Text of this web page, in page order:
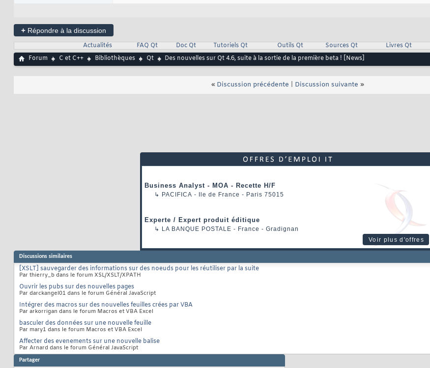
+ Répondre à la discussion
Actualités
FAQ Qt Doc Qt Tutoriels Qt Outils Qt Sources Qt Livres Qt
Forum
C et C++ Bibliothèques Qt Des nouvelles sur Qt 4.6, suite à la sortie de la première beta ! [News]
« Discussion précédente Discussion suivante »
Business Analyst - MOA - Recette H/F
↳ PACIFICA - Ile de France - Paris 75015
Experte / Expert produit éditique
↳ LA BANQUE POSTALE - France - Gradignan
Voir plus d'offres
Discussions similaires
[XSLT] sauvegarder des informations sur des noeuds pour les réutiliser par la suite
Par thierry_b dans le forum XSL/XSLT/XPATH
Ouvrir les pubs sur des nouvelles pages
Par darckangel01 dans le forum Général JavaScript
Intégrer des macros sur des nouvelles feuilles crées par VBA
Par arkorrigan dans le forum Macros et VBA Excel
basculer des données sur une nouvelle feuille
Par mary1 dans le forum Macros et VBA Excel
Affecter des evenements sur une nouvelle balise
Par Arnard dans le forum Général JavaScript
Partager